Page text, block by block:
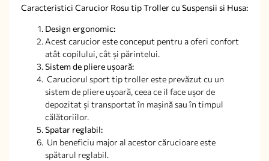
Caracteristici Carucior Rosu tip Troller cu Suspensii si Husa:
Design ergonomic:
Acest carucior este conceput pentru a oferi confort
atât copilului, cât și părintelui.
Sistem de pliere ușoară:
Caruciorul sport tip troller este prevăzut cu un
sistem de pliere ușoară, ceea ce il face ușor de
depozitat și transportat în mașină sau în timpul
călătoriilor.
Spatar reglabil:
Un beneficiu major al acestor cărucioare este
spătarul reglabil.